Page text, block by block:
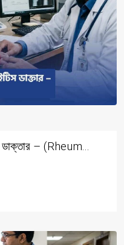
ডাক্তার – (Rheum...